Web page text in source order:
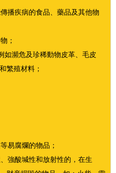
播疾病的食品、藥品及其他物
；
如瀕危及珍稀動物皮革、毛皮
繁殖材料；
易腐爛的物品；
強酸堿性和放射性的，在生